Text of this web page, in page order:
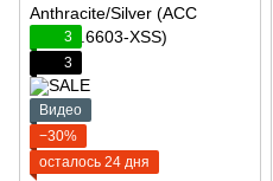
3
3
Видео
−30%
осталось 24 дня